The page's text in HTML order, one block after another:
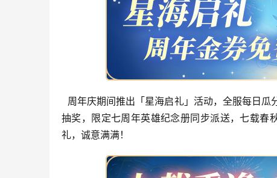
周年庆期间推出「星海启礼」活动，全服每日
抽奖，限定七周年英雄纪念册同步派送，七载春
礼，诚意满满！